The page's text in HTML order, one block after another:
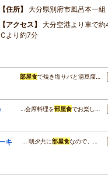
住所
大分県別府市風呂本一組
アクセス
大分空港より車で
ICより約7分
部屋食で焼き塩サバと湯豆腐…
…会席料理を部屋食でお楽し…
キ
… 朝夕共に部屋食なので、…